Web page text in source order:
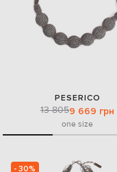
PESERICO
13 8059 669 грн
one size
- 30%